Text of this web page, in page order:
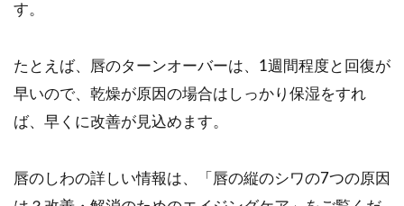
す。
たとえば、唇のターンオーバーは、1週間程度と回復が
早いので、乾燥が原因の場合はしっかり保湿をすれ
ば、早くに改善が見込めます。
唇のしわの詳しい情報は、「唇の縦のシワの7つの原因